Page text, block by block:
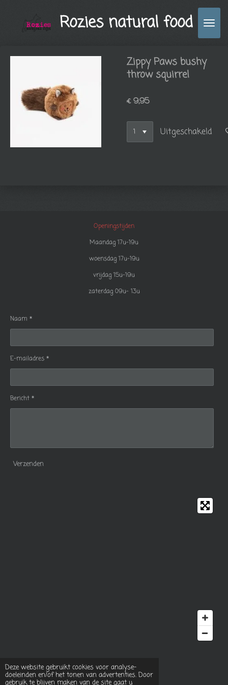
Deze website gebruikt cookies voor analyse-
doeleinden en/of het tonen van advertenties. Door
gebruik te blijven maken van de site gaat u
hoofdinhoud
Rozies natural food
Zippy Paws bushy
throw squirrel
€ 9,95
Uitgeschakeld
Openingstijden
Maandag 17u-19u
woensdag 17u-19u
vrijdag 15u-19u
zaterdag 09u- 13u
Naam *
E-mailadres *
Bericht *
Verzenden
© 2023 - 2026 Rozies natural food
Powered by JouwWeb